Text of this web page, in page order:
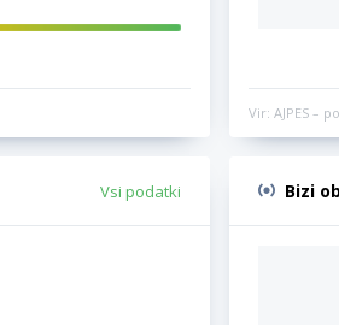
Vir: AJPES –
Vsi podatki Bizi